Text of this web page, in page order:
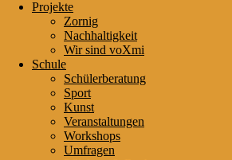
Projekte
Zornig
Nachhaltigkeit
Wir sind voXmi
Schule
Schülerberatung
Sport
Kunst
Veranstaltungen
Workshops
Umfragen